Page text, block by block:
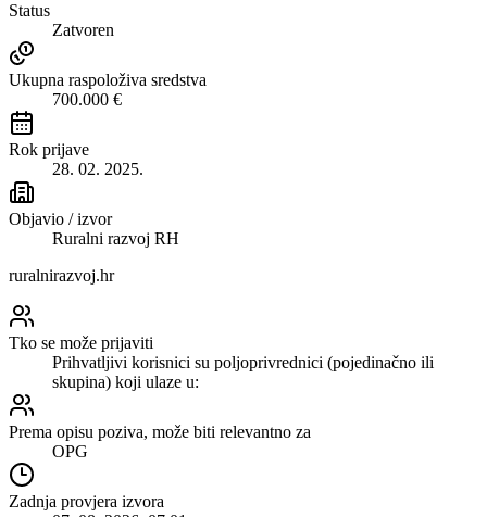
Status
Zatvoren
Ukupna raspoloživa sredstva
700.000 €
Rok prijave
28. 02. 2025.
Objavio / izvor
Ruralni razvoj RH
ruralnirazvoj.hr
Tko se može prijaviti
Prihvatljivi korisnici su poljoprivrednici (pojedinačno ili
skupina) koji ulaze u:
Prema opisu poziva, može biti relevantno za
OPG
Zadnja provjera izvora